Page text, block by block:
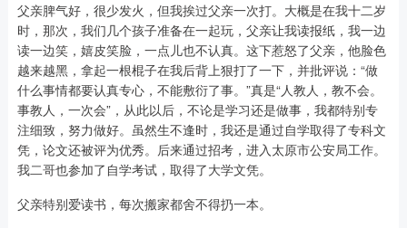
父亲脾气好，很少发火，但我挨过父亲一次打。大概是在我十二岁
时，那次，我们几个孩子准备在一起玩，父亲让我读报纸，我一边
读一边笑，嬉皮笑脸，一点儿也不认真。这下惹怒了父亲，他脸色
越来越黑，拿起一根棍子在我后背上狠打了一下，并批评说：“做
什么事情都要认真专心，不能敷衍了事。”真是“人教人，教不会。
事教人，一次会”，从此以后，不论是学习还是做事，我都特别专
注细致，努力做好。虽然生不逢时，我还是通过自学取得了专科文
凭，论文还被评为优秀。后来通过招考，进入太原市公安局工作。
我二哥也参加了自学考试，取得了大学文凭。
父亲特别爱读书，每次搬家都舍不得扔一本。